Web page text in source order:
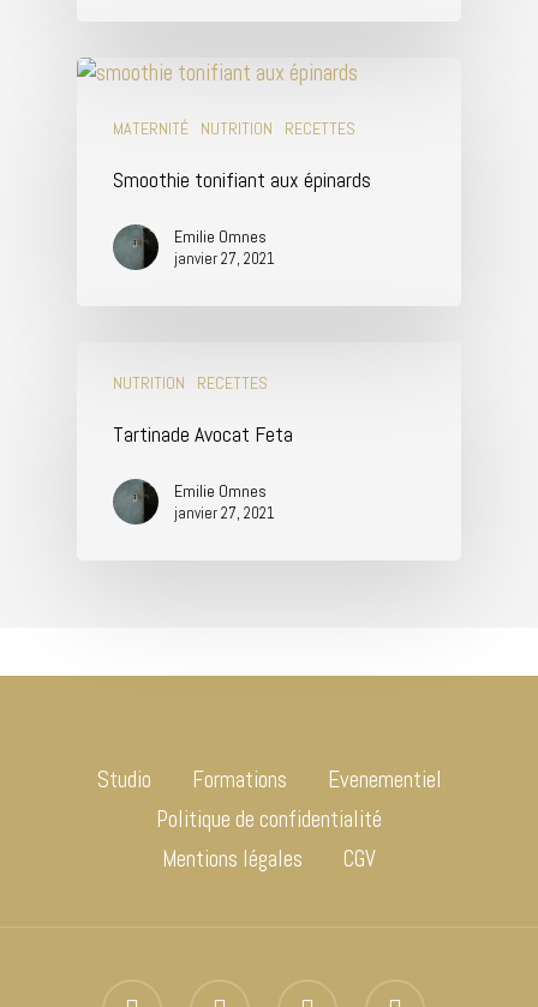
MATERNITÉ NUTRITION RECETTES
Smoothie tonifiant aux épinards
Emilie Omnes
janvier 27, 2021
NUTRITION RECETTES
Tartinade Avocat Feta
Emilie Omnes
janvier 27, 2021
Studio Formations
Evenementiel
Politique de confidentialité
Mentions légales
CGV